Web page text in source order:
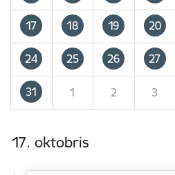
17 18 19 20
24 25 26 27
31 1 2 3
17. oktobris